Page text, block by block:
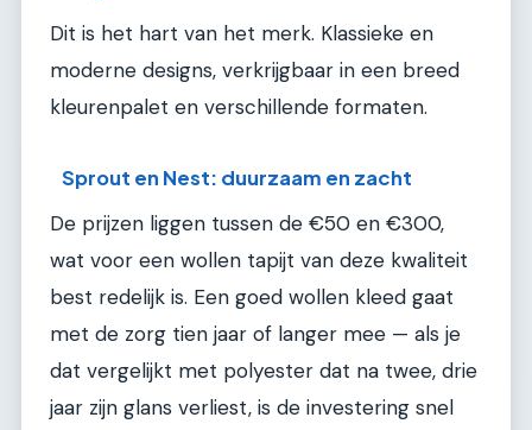
Dit is het hart van het merk. Klassieke en
moderne designs, verkrijgbaar in een breed
kleurenpalet en verschillende formaten.
Sprout en Nest: duurzaam en zacht
De prijzen liggen tussen de €50 en €300,
wat voor een wollen tapijt van deze kwaliteit
best redelijk is. Een goed wollen kleed gaat
met de zorg tien jaar of langer mee — als je
dat vergelijkt met polyester dat na twee, drie
jaar zijn glans verliest, is de investering snel